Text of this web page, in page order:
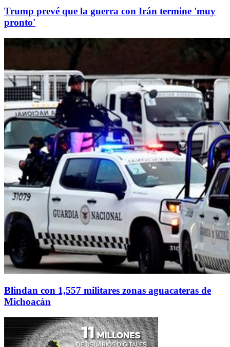
Trump prevé que la guerra con Irán termine 'muy
pronto'
Blindan con 1,557 militares zonas aguacateras de
Michoacán